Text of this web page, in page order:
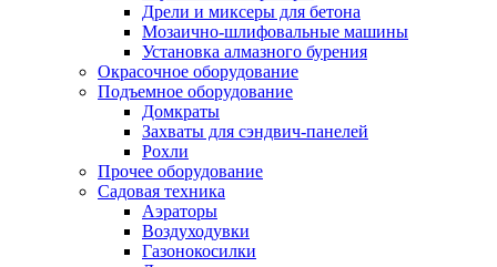
Дрели и миксеры для бетона
Мозаично-шлифовальные машины
Установка алмазного бурения
Окрасочное оборудование
Подъемное оборудование
Домкраты
Захваты для сэндвич-панелей
Рохли
Прочее оборудование
Садовая техника
Аэраторы
Воздуходувки
Газонокосилки